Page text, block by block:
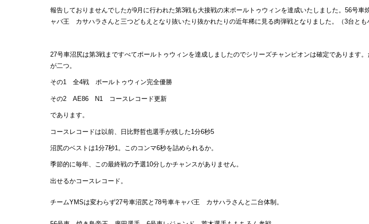
報告しておりませんでしたが9月に行われた第3戦も大接戦の末ポールトゥウィンを達成いたしました。56号
ャバ王 カサハラさんと三つどもえとなり抜いたり抜かれたりの近年稀に見る肉弾戦となりました。（3台とも
27号車沼尻は第3戦まですべてポールトゥウィンを達成しましたのでシリーズチャンピオンは確定であります。
が二つ。
その1 全4戦 ポールトゥウィン完全優勝
その2 AE86 N1 コースレコード更新
であります。
コースレコードは以前、日比野哲也選手が残した1分6秒5
沼尻のベストは1分7秒1。このコンマ6秒を詰められるか。
季節的に毎年、この最終戦の予選10分しかチャンスがありません。
出せるかコースレコード。
チームYMSは変わらず27号車沼尻と78号車キャバ王 カサハラさんと二台体制。